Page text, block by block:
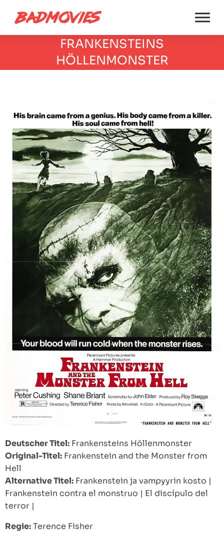
FRANKENSTEINS
HÖLLENMONSTER
Deutscher Titel: Frankensteins Höllenmonster
Original-Titel: Frankenstein and the Monster from
Hell
Alternative Titel: Frankenstein ja vampyyrin kosto |
Frankenstein contra el monstruo | El discípulo del
terror |
Regie:Terence Fisher